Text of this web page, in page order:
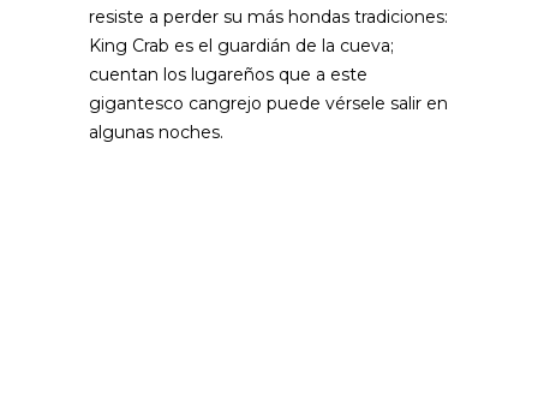
resiste a perder su más hondas tradiciones:
King Crab es el guardián de la cueva;
cuentan los lugareños que a este
gigantesco cangrejo puede vérsele salir en
algunas noches.